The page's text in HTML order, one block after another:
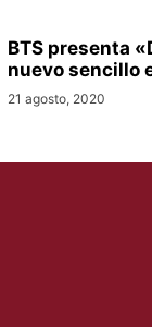
BTS presenta
nuevo sencillo
21 agosto, 2020